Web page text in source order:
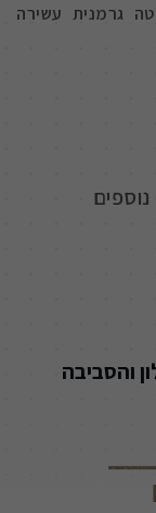
גרמנית עשירה
והסביבה